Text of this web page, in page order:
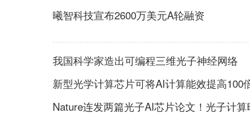
曦智科技宣布2600万美元A轮融资
我国科学家造出可编程三维光子神经网络
新型光学计算芯片可将AI计算能效提高100
Nature连发两篇光子AI芯片论文！光子计算